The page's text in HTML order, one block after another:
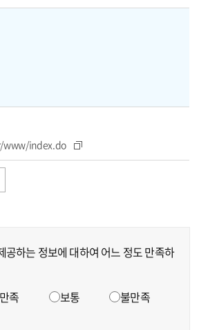
www/index.do
공하는 정보에 대하여 어느 정도 만족하
만족 보통
불만족